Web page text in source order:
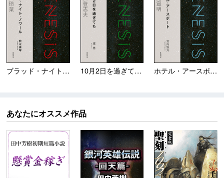
ブラッド・ナイト・ノワ... 10月2日を過ぎても ... ホテル・アースポート ...
あなたにオススメ作品